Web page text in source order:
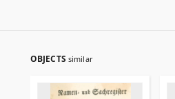
OBJECTS similar